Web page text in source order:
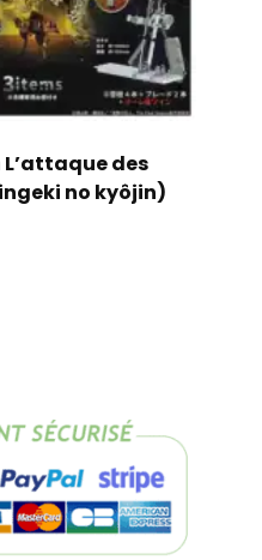
des
no kyôjin)